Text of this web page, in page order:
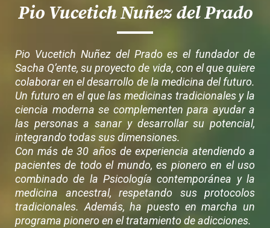
Pio Vucetich Nuñez del Prado
Pio Vucetich Nuñez del Prado es el fundador de
Sacha Q’ente, su proyecto de vida, con el que quiere
colaborar en el desarrollo de la medicina del futuro.
Un futuro en el que las medicinas tradicionales y la
ciencia moderna se complementen para ayudar a
las personas a sanar y desarrollar su potencial,
integrando todas sus dimensiones.
Con más de 30 años de experiencia atendiendo a
pacientes de todo el mundo, es pionero en el uso
combinado de la Psicología contemporánea y la
medicina ancestral, respetando sus protocolos
tradicionales. Además, ha puesto en marcha un
programa pionero en el tratamiento de adicciones.